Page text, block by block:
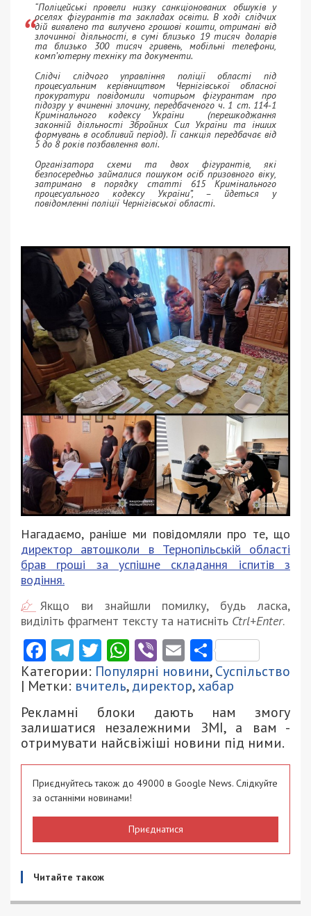
“Поліцейські провели низку санкціонованих обшуків у
оселях фігурантів та закладах освіти. В ході слідчих
дій виявлено та вилучено грошові кошти, отримані від
злочинної діяльності, в сумі близько 19 тисяч доларів
та близько 300 тисяч гривень, мобільні телефони,
комп’ютерну техніку та документи.
Слідчі слідчого управління поліції області під
процесуальним керівництвом Чернігівської обласної
прокуратури повідомили чотирьом фігурантам про
підозру у вчиненні злочину, передбаченого ч. 1 ст. 114-1
Кримінального кодексу України (перешкоджання
законній діяльності Збройних Сил України та інших
формувань в особливий період). Її санкція передбачає від
5 до 8 років позбавлення волі.
Організатора схеми та двох фігурантів, які
безпосередньо займалися пошуком осіб призовного віку,
затримано в порядку статті 615 Кримінального
процесуального кодексу України”, – йдеться у
повідомленні поліції Чернігівської області.
Нагадаємо, раніше ми повідомляли про те, що
директор автошколи в Тернопільській області
брав гроші за успішне складання іспитів з
водіння.
Якщо ви знайшли помилку, будь ласка,
виділіть фрагмент тексту та натисніть Ctrl+Enter.
Facebook
Telegram
Twitter
WhatsApp
ViberEmail
Категории: Популярні новини,Суспільство
| Метки: вчитель,директор,хабар
Рекламні блоки дають нам змогу
залишатися незалежними ЗМІ, а вам -
отримувати найсвіжіші новини під ними.
Приєднуйтесь також до 49000 в Google News. Слідкуйте
за останніми новинами!
Приєднатися
Читайте також